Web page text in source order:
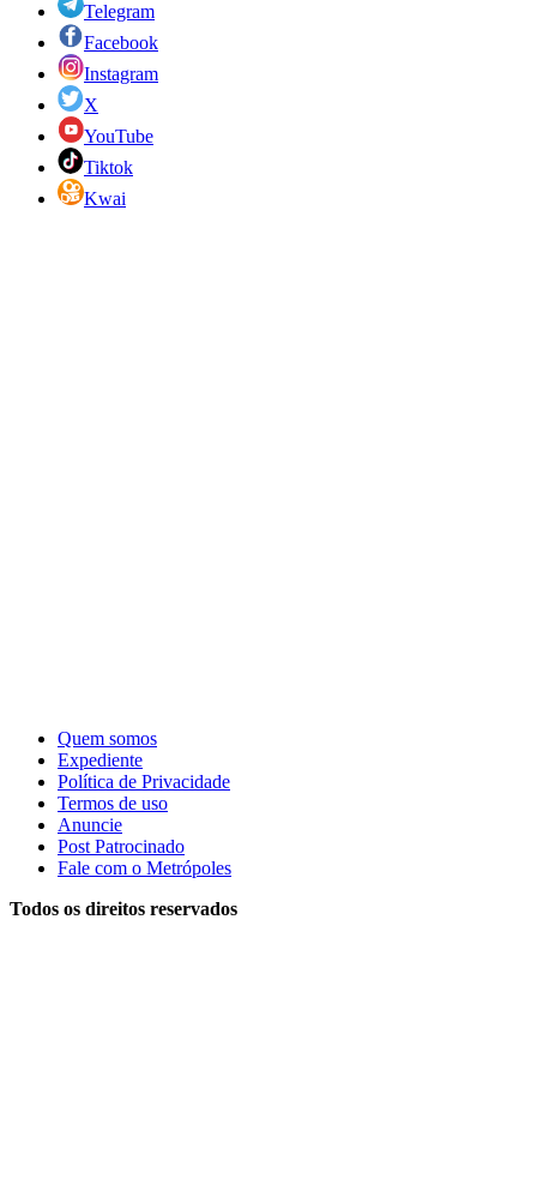
Telegram
Facebook
Instagram
X
YouTube
Tiktok
Kwai
Quem somos
Expediente
Política de Privacidade
Termos de uso
Anuncie
Post Patrocinado
Fale com o Metrópoles
Todos os direitos reservados